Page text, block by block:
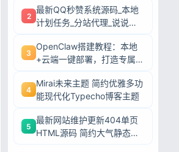
2
最新QQ秒赞系统源码_本地
计划任务_分站代理_说说赞
3
OpenClaw搭建教程：本地
+云端一键部署，打造专属AI
4
Mirai未来主题 简约优雅多功
能现代化Typecho博客主题
5
最新网站维护更新404单页
HTML源码 简约大气静态模